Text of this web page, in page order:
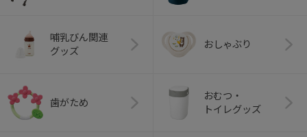
哺乳びん関連
グッズ
おしゃぶり
歯がため
おむつ・
トイレグッズ